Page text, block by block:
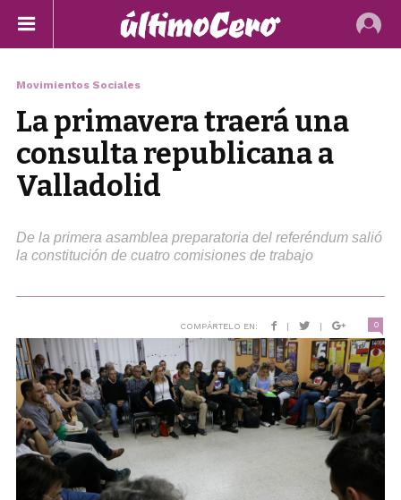
Movimientos Sociales
La primavera traerá una
consulta republicana a
Valladolid
De la primera asamblea preparatoria del referéndum salió
la constitución de cuatro comisiones de trabajo
COMPÁRTELO EN: | | 0